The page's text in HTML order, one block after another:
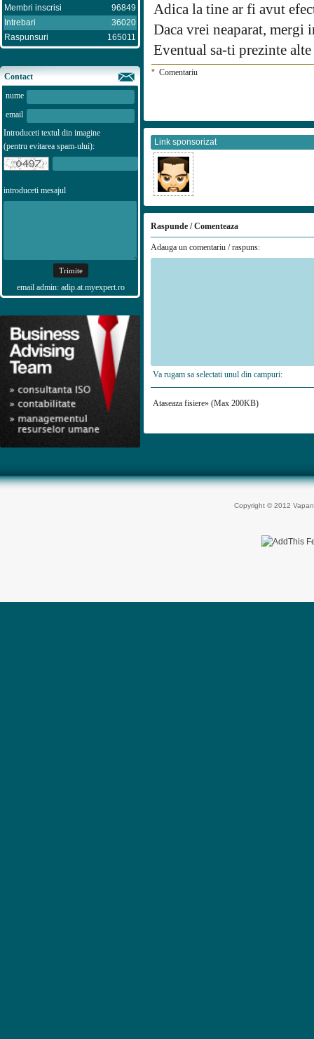
Membri inscrisi
96849
Intrebari
36020
Raspunsuri
165011
Contact
nume
email
Introduceti textul din imagine
(pentru evitarea spam-ului):
introduceti mesajul
email admin: adip.at.myexpert.ro
Adica la tine ar fi avut
Daca vrei neaparat, mergi
Eventual sa-ti prezinte
* Comentariu
Link sponsorizat
Raspunde / Comenteaza
Adauga un comentariu / raspuns:
Va rugam sa selectati unul din campuri:
Ataseaza fisiere» (Max 200KB)
Copyright © 2012